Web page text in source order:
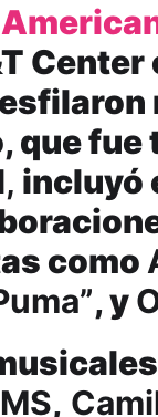
Center
que
incluyó
como
, y
,